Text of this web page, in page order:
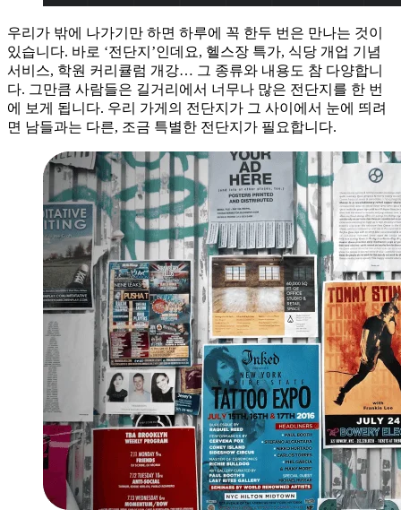
우리가 밖에 나가기만 하면 하루에 꼭 한두 번은 만나는 것이
있습니다. 바로 ‘전단지’인데요, 헬스장 특가, 식당 개업 기념
서비스, 학원 커리큘럼 개강… 그 종류와 내용도 참 다양합니
다. 그만큼 사람들은 길거리에서 너무나 많은 전단지를 한 번
에 보게 됩니다. 우리 가게의 전단지가 그 사이에서 눈에 띄려
면 남들과는 다른, 조금 특별한 전단지가 필요합니다.